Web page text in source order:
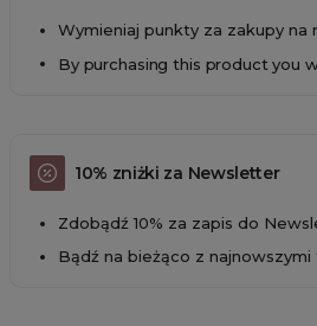
Wymieniaj punkty za zakupy na
By purchasing this product you
10% zniżki za Newsletter
Zdobądź 10% za zapis do
Bądź na bieżąco z najnowszymi